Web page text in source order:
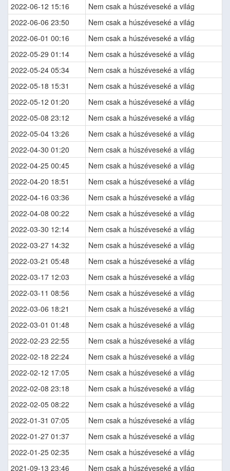
2022-06-12 15:16
Nem csak a húszéveseké a világ
2022-06-06 23:50
Nem csak a húszéveseké a világ
2022-06-01 00:16
Nem csak a húszéveseké a világ
2022-05-29 01:14
Nem csak a húszéveseké a világ
2022-05-24 05:34
Nem csak a húszéveseké a világ
2022-05-18 15:31
Nem csak a húszéveseké a világ
2022-05-12 01:20
Nem csak a húszéveseké a világ
2022-05-08 23:12
Nem csak a húszéveseké a világ
2022-05-04 13:26
Nem csak a húszéveseké a világ
2022-04-30 01:20
Nem csak a húszéveseké a világ
2022-04-25 00:45
Nem csak a húszéveseké a világ
2022-04-20 18:51
Nem csak a húszéveseké a világ
2022-04-16 03:36
Nem csak a húszéveseké a világ
2022-04-08 00:22
Nem csak a húszéveseké a világ
2022-03-30 12:14
Nem csak a húszéveseké a világ
2022-03-27 14:32
Nem csak a húszéveseké a világ
2022-03-21 05:48
Nem csak a húszéveseké a világ
2022-03-17 12:03
Nem csak a húszéveseké a világ
2022-03-11 08:56
Nem csak a húszéveseké a világ
2022-03-06 18:21
Nem csak a húszéveseké a világ
2022-03-01 01:48
Nem csak a húszéveseké a világ
2022-02-23 22:55
Nem csak a húszéveseké a világ
2022-02-18 22:24
Nem csak a húszéveseké a világ
2022-02-12 17:05
Nem csak a húszéveseké a világ
2022-02-08 23:18
Nem csak a húszéveseké a világ
2022-02-05 08:22
Nem csak a húszéveseké a világ
2022-01-31 07:05
Nem csak a húszéveseké a világ
2022-01-27 01:37
Nem csak a húszéveseké a világ
2022-01-25 02:35
Nem csak a húszéveseké a világ
2021-09-13 23:46
Nem csak a húszéveseké a világ